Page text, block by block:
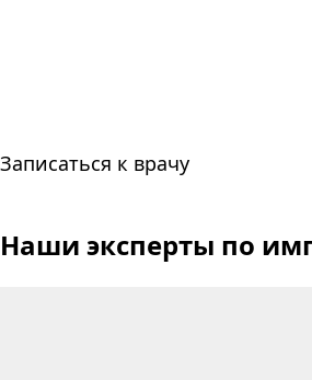
Записаться к врачу
Наши эксперты по